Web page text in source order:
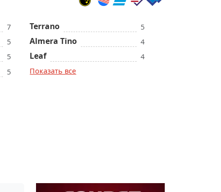
7
5
5
5
Terrano 5
Almera Tino 4
Leaf
4
Показать все